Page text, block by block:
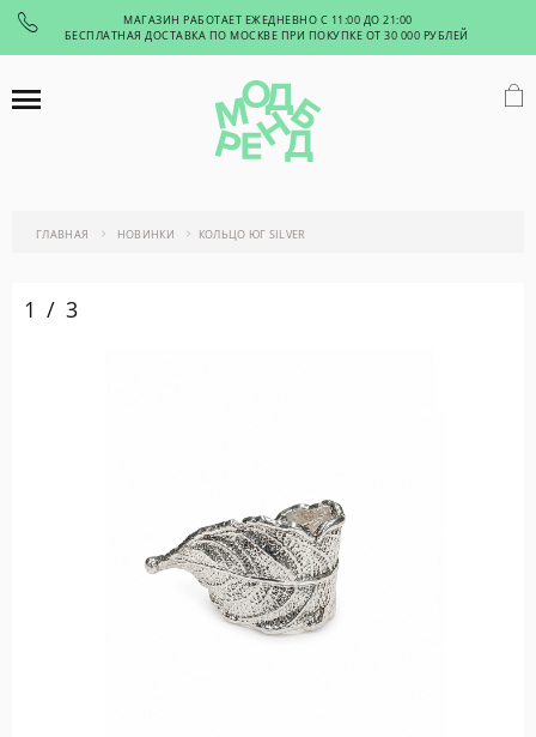
МАГАЗИН РАБОТАЕТ ЕЖЕДНЕВНО С 11:00 ДО 21:00
БЕСПЛАТНАЯ ДОСТАВКА ПО МОСКВЕ ПРИ ПОКУПКЕ ОТ 30 000 РУБЛЕЙ
ГЛАВНАЯ НОВИНКИ КОЛЬЦО ЮГ SILVER
1 / 3